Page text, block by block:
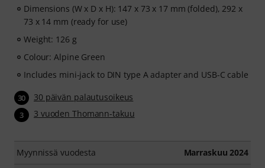
Dimensions (W x D x H): 147 x 73 x 17 mm (folded), 292 x
73 x 14 mm (ready for use)
Weight: 126 g
Colour: Alpine Green
Includes mini-jack to DIN type A adapter and USB-C cable
30 30 päivän palautusoikeus
3 3 vuoden Thomann-takuu
Myynnissä vuodesta Marraskuu 2024